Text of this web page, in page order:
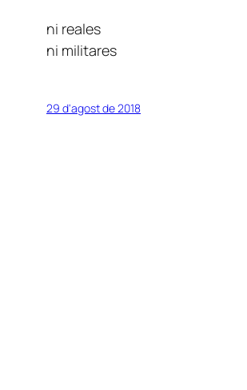
ni reales
ni militares
29 d'agost de 2018